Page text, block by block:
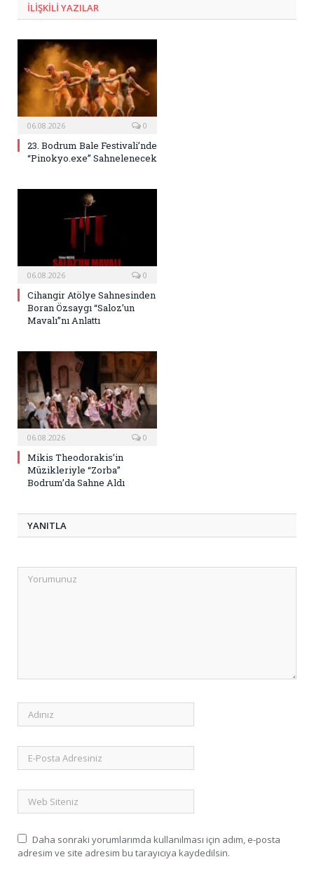
ILIŞKILI YAZILAR
06.08.2026 0
23. Bodrum Bale Festivali’nde
“Pinokyo.exe” Sahnelenecek
06.08.2026 0
Cihangir Atölye Sahnesinden
Boran Özsaygı “Saloz’un
Mavalı”nı Anlattı
06.08.2026 0
Mikis Theodorakis’in
Müzikleriyle “Zorba”
Bodrum’da Sahne Aldı
YANITLA
Daha sonraki yorumlarımda kullanılması için adım, e-posta
adresim ve site adresim bu tarayıcıya kaydedilsin.